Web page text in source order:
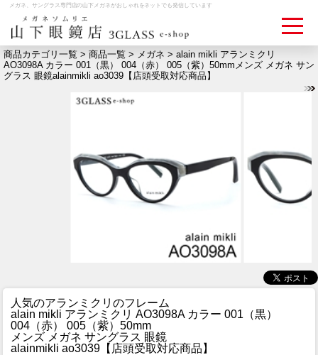
メガネ、サングラス専門店の山下メガネがおしゃれをネットでも発信しています
ログイン お買いものカゴ
メディア情報
MEDIA
ITEM
ブログ
BLOG
商品カテゴリ一覧 > 商品一覧 > メガネ > alain mikli アランミクリ
AO3098A カラー 001（黒） 004（赤） 005（紫）50mmメンズ メガネ サン
グラス 眼鏡alainmikli ao3039【店頭受取対応商品】
人気のアランミクリのフレーム
alain mikli アランミクリ AO3098A カラー 001（黒）
004（赤） 005（紫）50mm
メンズ メガネ サングラス 眼鏡
alainmikli ao3039【店頭受取対応商品】